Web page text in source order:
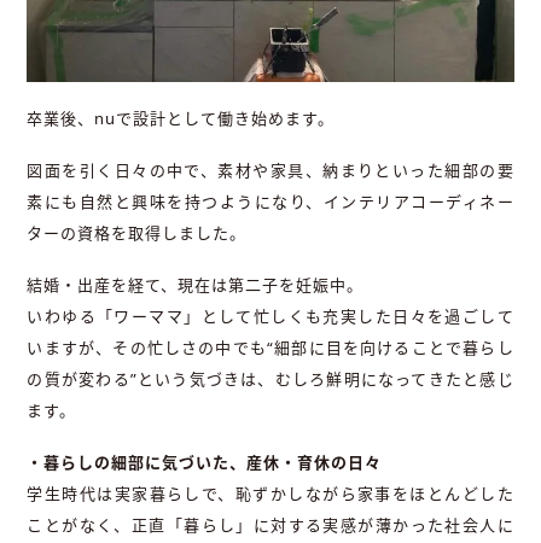
卒業後、nuで設計として働き始めます。
図面を引く日々の中で、素材や家具、納まりといった細部の要
素にも自然と興味を持つようになり、インテリアコーディネー
ターの資格を取得しました。
結婚・出産を経て、現在は第二子を妊娠中。
いわゆる「ワーママ」として忙しくも充実した日々を過ごして
いますが、その忙しさの中でも“細部に目を向けることで暮らし
の質が変わる”という気づきは、むしろ鮮明になってきたと感じ
ます。
・暮らしの細部に気づいた、産休・育休の日々
学生時代は実家暮らしで、恥ずかしながら家事をほとんどした
ことがなく、正直「暮らし」に対する実感が薄かった社会人に